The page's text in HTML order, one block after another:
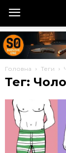
Головна Теги
Тег: